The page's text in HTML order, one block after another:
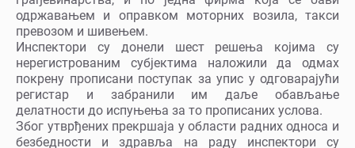
одржавањем и оправком моторних возила, такси
превозом и шивењем.
Инспектори су донели шест решења којима су
нерегистрованим субјектима наложили да одмах
покрену прописани поступак за упис у одговарајући
регистар и забранили им даље обављање
делатности до испуњења за то прописаних услова.
Због утврђених прекршаја у области радних односа и
безбедности и здравља на раду инспектори су